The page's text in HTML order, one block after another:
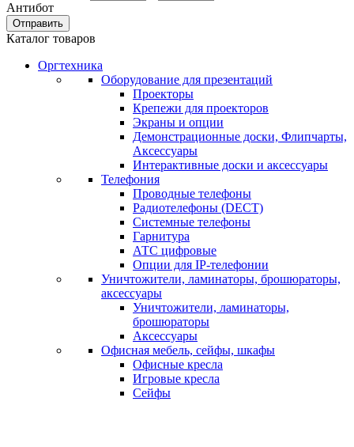
Антибот
Отправить
Каталог товаров
Оргтехника
Оборудование для презентаций
Проекторы
Крепежи для проекторов
Экраны и опции
Демонстрационные доски, Флипчарты,
Аксессуары
Интерактивные доски и аксессуары
Телефония
Проводные телефоны
Радиотелефоны (DECT)
Системные телефоны
Гарнитура
АТС цифровые
Опции для IP-телефонии
Уничтожители, ламинаторы, брошюраторы,
аксессуары
Уничтожители, ламинаторы,
брошюраторы
Аксессуары
Офисная мебель, сейфы, шкафы
Офисные кресла
Игровые кресла
Сейфы